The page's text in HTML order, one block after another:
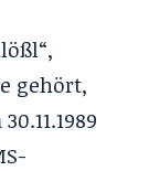
gehört,